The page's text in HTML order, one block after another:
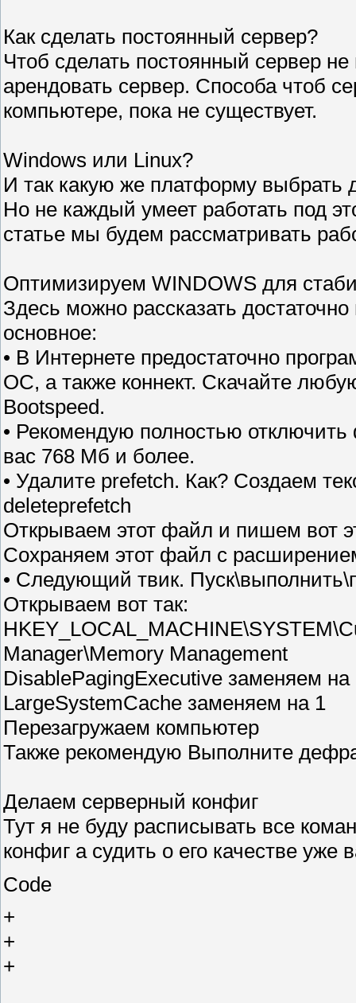
Как сделать постоянный сервер?
Чтоб сделать постоянный сервер
арендовать сервер. Способа чтоб
компьютере, пока не существует.
Windows или Linux?
И так какую же платформу выбрать
Но не каждый умеет работать под
статье мы будем рассматривать
Оптимизируем WINDOWS для
Здесь можно рассказать
основное:
• В Интернете предостаточно
ОС, а также коннект. Скачайте
Bootspeed.
• Рекомендую полностью
вас 768 Мб и более.
• Удалите prefetch. Как? Создаем
deleteprefetch
Открываем этот файл и пишем вот
Сохраняем этот файл с
• Следующий твик.
Открываем вот так:
Manager\Memory Management
DisablePagingExecutive заменяем на
LargeSystemCache заменяем на 1
Перезагружаем компьютер
Также рекомендую Выполните
Делаем серверный конфиг
Тут я не буду расписывать все
конфиг а судить о его качестве уже
Code
+
+
+